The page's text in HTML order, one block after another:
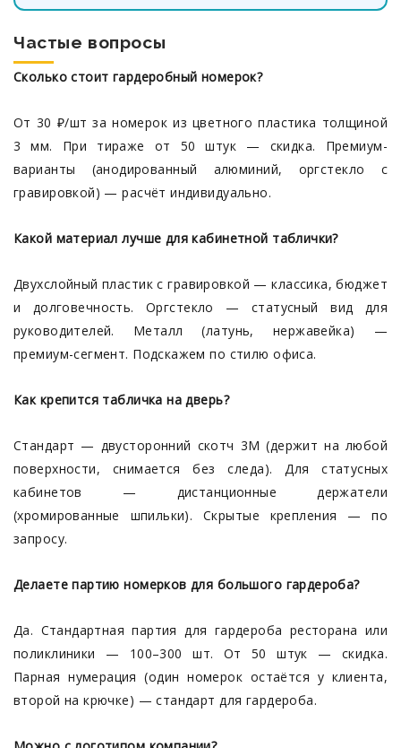
Частые вопросы
Сколько стоит гардеробный номерок?
От 30 ₽/шт за номерок из цветного пластика толщиной
3 мм. При тираже от 50 штук — скидка. Премиум-
варианты (анодированный алюминий, оргстекло с
гравировкой) — расчёт индивидуально.
Какой материал лучше для кабинетной таблички?
Двухслойный пластик с гравировкой — классика, бюджет
и долговечность. Оргстекло — статусный вид для
руководителей. Металл (латунь, нержавейка) —
премиум-сегмент. Подскажем по стилю офиса.
Как крепится табличка на дверь?
Стандарт — двусторонний скотч 3M (держит на любой
поверхности, снимается без следа). Для статусных
кабинетов — дистанционные держатели
(хромированные шпильки). Скрытые крепления — по
запросу.
Делаете партию номерков для большого гардероба?
Да. Стандартная партия для гардероба ресторана или
поликлиники — 100–300 шт. От 50 штук — скидка.
Парная нумерация (один номерок остаётся у клиента,
второй на крючке) — стандарт для гардероба.